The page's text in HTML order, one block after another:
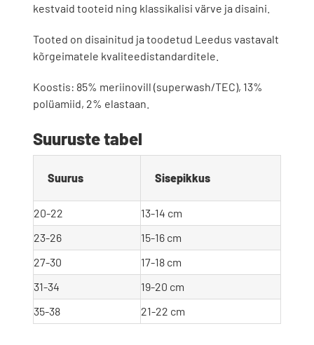
kestvaid tooteid ning klassikalisi värve ja disaini.
Tooted on disainitud ja toodetud Leedus vastavalt
kõrgeimatele kvaliteedistandarditele.
Koostis: 85% meriinovill (superwash/TEC), 13%
polüamiid, 2% elastaan.
Suuruste tabel
Suurus Sisepikkus
20-22
13-14 cm
23-26
15-16 cm
27-30
17-18 cm
31-34
19-20 cm
35-38
21-22 cm